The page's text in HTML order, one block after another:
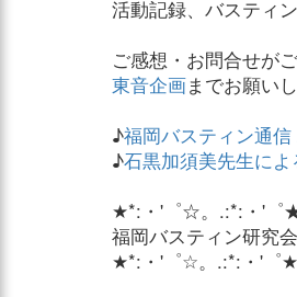
活動記録、バスティ
ご感想・お問合せが
東音企画までお願いし
♪福岡バスティン通
♪石黒加須美先生に
★*:・'゜☆。.:*:・'゜
福岡バスティン研究
★*:・'゜☆。.:*:・'゜